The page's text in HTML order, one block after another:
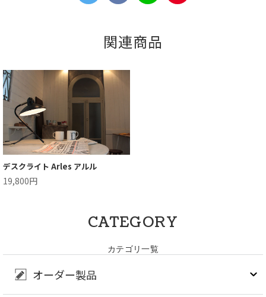
関連商品
デスクライト Arles アルル
19,800円
CATEGORY
カテゴリ一覧
オーダー製品